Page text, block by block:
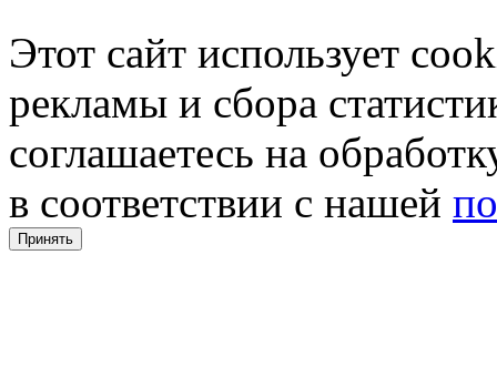
Этот сайт использует
рекламы и сбора
соглашаетесь на
в соответствии с нашей
Принять